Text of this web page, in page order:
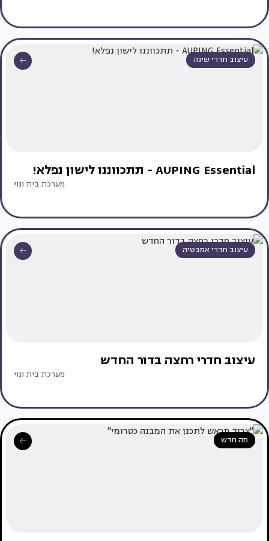
עיצוב חדרי שינה
AUPING Essential - תתכווננו לישון נפלא!
מערכת בית ונוי
עיצוב חדרי אמבטיה
עיצוב חדרי רחצה בדור החדש
מערכת בית ונוי
מה חדש